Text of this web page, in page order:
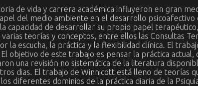
de vida y carrera académica influyeron en gran
del medio ambiente en el desarrollo
capacidad de desarrollar su propio papel
teorías y conceptos, entre ellos las Consultas
la escucha, la práctica y la flexibilidad clínica. El
objetivo de este trabajo es pensar la práctica actual,
una revisión no sistemática de la literatura
dias. El trabajo de Winnicott está lleno de teorías
diferentes dominios de la práctica diaria de la